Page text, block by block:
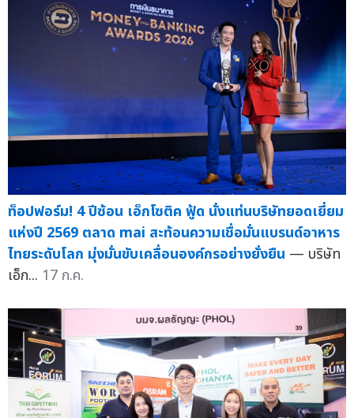
ท็อปฟอร์ม! 4 ปีซ้อน เอ็กโซติค ฟู้ด นั่งแท่นบริษัทยอดเยี่ยม
แห่งปี 2569 ตลาด mai สะท้อนความเชื่อมั่นแบรนด์อาหาร
ไทยระดับโลก มุ่งมั่นขับเคลื่อนองค์กรอย่างยั่งยืน — บริษัท
เอ็ก... 17 ก.ค.